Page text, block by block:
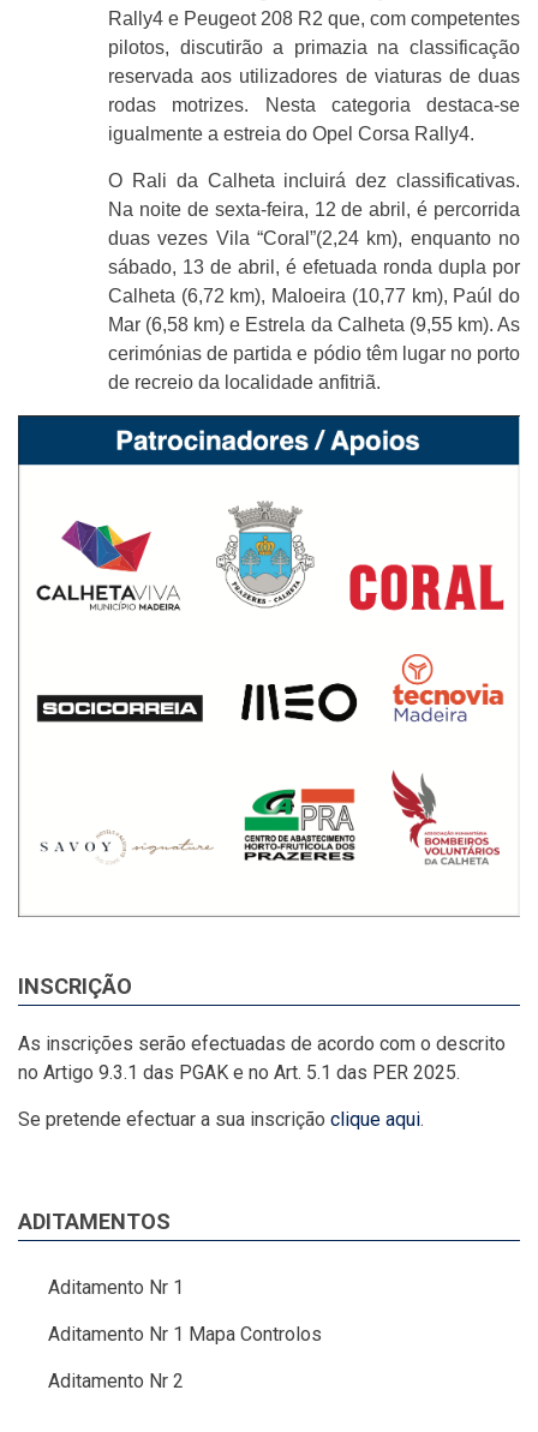
Rally4 e Peugeot 208 R2 que, com competentes
pilotos, discutirão a primazia na classificação
reservada aos utilizadores de viaturas de duas
rodas motrizes. Nesta categoria destaca-se
igualmente a estreia do Opel Corsa Rally4.
O Rali da Calheta incluirá dez classificativas.
Na noite de sexta-feira, 12 de abril, é percorrida
duas vezes Vila “Coral”(2,24 km), enquanto no
sábado, 13 de abril, é efetuada ronda dupla por
Calheta (6,72 km), Maloeira (10,77 km), Paúl do
Mar (6,58 km) e Estrela da Calheta (9,55 km). As
cerimónias de partida e pódio têm lugar no porto
de recreio da localidade anfitriã.
INSCRIÇÃO
As inscrições serão efectuadas de acordo com o descrito
no Artigo 9.3.1 das PGAK e no Art. 5.1 das PER 2025.
Se pretende efectuar a sua inscrição clique aqui.
ADITAMENTOS
Aditamento Nr 1
Aditamento Nr 1 Mapa Controlos
Aditamento Nr 2